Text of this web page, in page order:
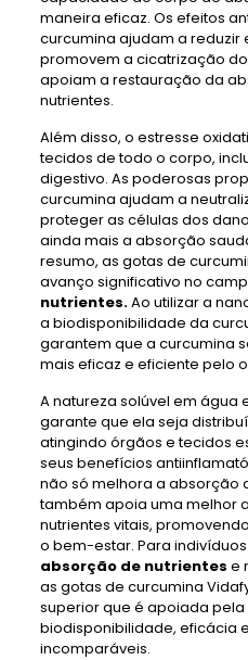
maneira eficaz. Os efeitos
curcumina ajudam a reduzir
promovem a cicatrização
apoiam a restauração da
nutrientes.
Além disso, o estresse
tecidos de todo o corpo,
digestivo. As poderosas
curcumina ajudam a
proteger as células dos
ainda mais a absorção
resumo, as gotas de
avanço significativo no
nutrientes.Ao utilizar a
a biodisponibilidade da
garantem que a curcumina
mais eficaz e eficiente pelo
A natureza solúvel em água
garante que ela seja
atingindo órgãos e tecidos
seus benefícios
não só melhora a absorção
também apoia uma melhor
nutrientes vitais,
o bem-estar. Para
absorção de nutrientes e
as gotas de curcumina
superior que é apoiada
biodisponibilidade, eficácia
incomparáveis.